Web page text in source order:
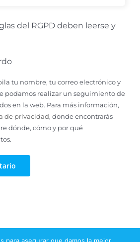
del RGPD deben leerse y
tu nombre, tu correo electrónico y
podamos realizar un seguimiento de
en la web. Para más información,
de privacidad, donde encontrarás
dónde, cómo y por qué